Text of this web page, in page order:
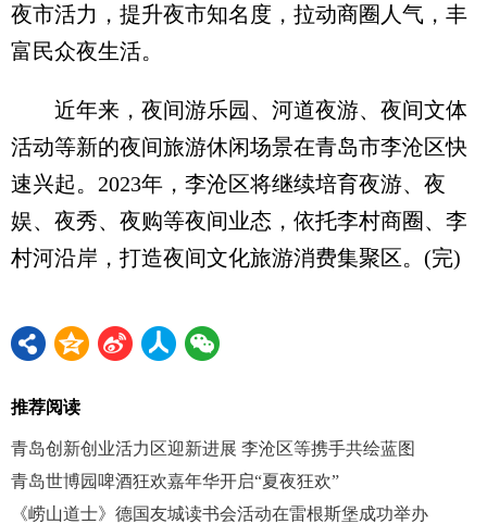
夜市活力，提升夜市知名度，拉动商圈人气，丰
富民众夜生活。
近年来，夜间游乐园、河道夜游、夜间文体
活动等新的夜间旅游休闲场景在青岛市李沧区快
速兴起。2023年，李沧区将继续培育夜游、夜
娱、夜秀、夜购等夜间业态，依托李村商圈、李
村河沿岸，打造夜间文化旅游消费集聚区。(完)
推荐阅读
青岛创新创业活力区迎新进展 李沧区等携手共绘蓝图
青岛世博园啤酒狂欢嘉年华开启“夏夜狂欢”
《崂山道士》德国友城读书会活动在雷根斯堡成功举办